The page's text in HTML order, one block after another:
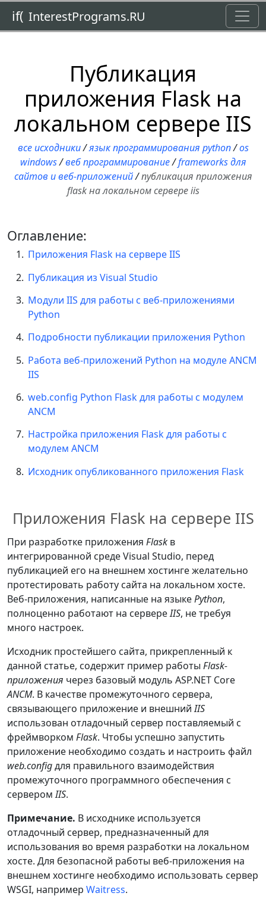
if( InterestPrograms.RU
Публикация
приложения Flask на
локальном сервере IIS
все исходники/язык программирования python/os
windows/веб программирование/frameworks для
сайтов и веб-приложений/публикация приложения
flask на локальном сервере iis
Оглавление:
Приложения Flask на сервере IIS
Публикация из Visual Studio
Модули IIS для работы с веб-приложениями
Python
Подробности публикации приложения Python
Работа веб-приложений Python на модуле ANCM
IIS
web.config Python Flask для работы с модулем
ANCM
Настройка приложения Flask для работы с
модулем ANCM
Исходник опубликованного приложения Flask
Приложения Flask на сервере IIS
При разработке приложения Flask в
интегрированной среде Visual Studio, перед
публикацией его на внешнем хостинге желательно
протестировать работу сайта на локальном хосте.
Веб-приложения, написанные на языкеPython,
полноценно работают на сервереIIS, не требуя
много настроек.
Исходник простейшего сайта, прикрепленный к
данной статье, содержит пример работы Flask-
приложения через базовый модуль ASP.NET Core
ANCM. В качестве промежуточного сервера,
связывающего приложение и внешнийIIS
использован отладочный сервер поставляемый с
фреймворком Flask. Чтобы успешно запустить
приложение необходимо создать и настроить файл
web.configдля правильного взаимодействия
промежуточного программного обеспечения с
серверомIIS.
Примечание. В исходнике используется
отладочный сервер, предназначенный для
использования во время разработки на локальном
хосте. Для безопасной работы веб-приложения на
внешнем хостинге необходимо использовать сервер
WSGI, например Waitress.